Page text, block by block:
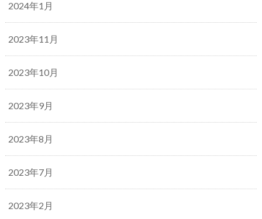
2024年1月
2023年11月
2023年10月
2023年9月
2023年8月
2023年7月
2023年2月